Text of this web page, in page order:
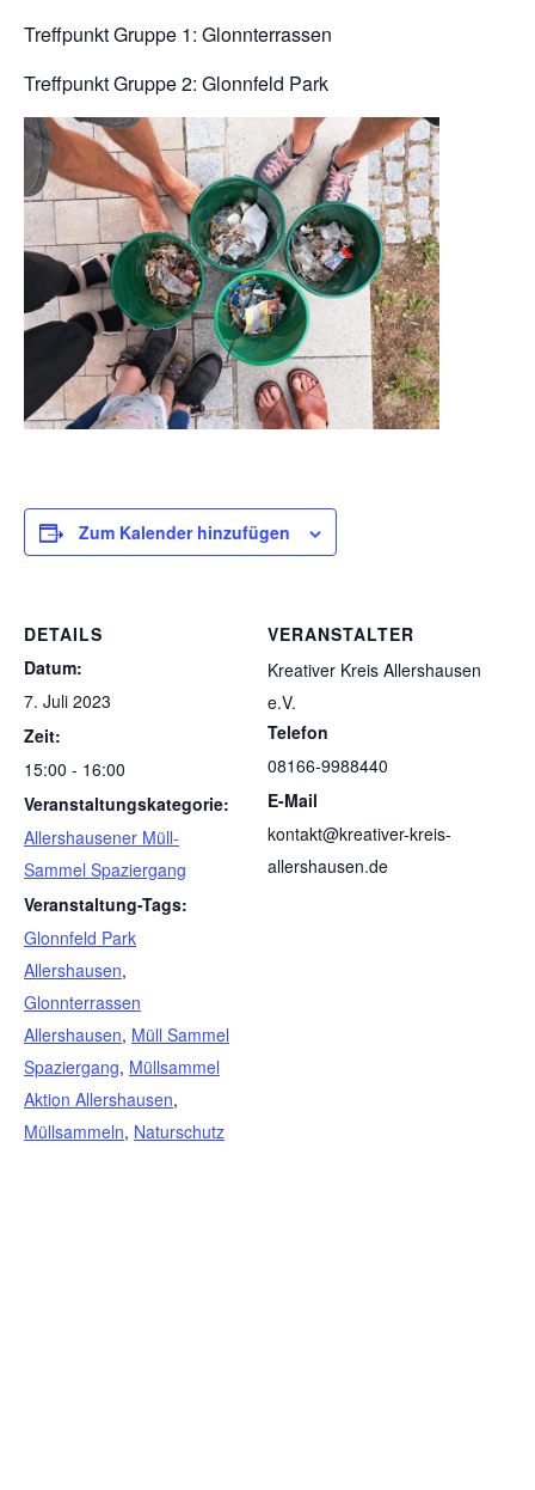
Treffpunkt Gruppe 1: Glonnterrassen
Treffpunkt Gruppe 2: Glonnfeld Park
Zum Kalender hinzufügen
DETAILS
Datum:
7. Juli 2023
Zeit:
15:00 - 16:00
Veranstaltungskategorie:
Allershausener Müll-
Sammel Spaziergang
Veranstaltung-Tags:
Glonnfeld Park
Allershausen,
Glonnterrassen
Allershausen, Müll Sammel
Spaziergang, Müllsammel
Aktion Allershausen,
Müllsammeln, Naturschutz
VERANSTALTER
Kreativer Kreis Allershausen
e.V.
Telefon
08166-9988440
E-Mail
kontakt@kreativer-kreis-
allershausen.de